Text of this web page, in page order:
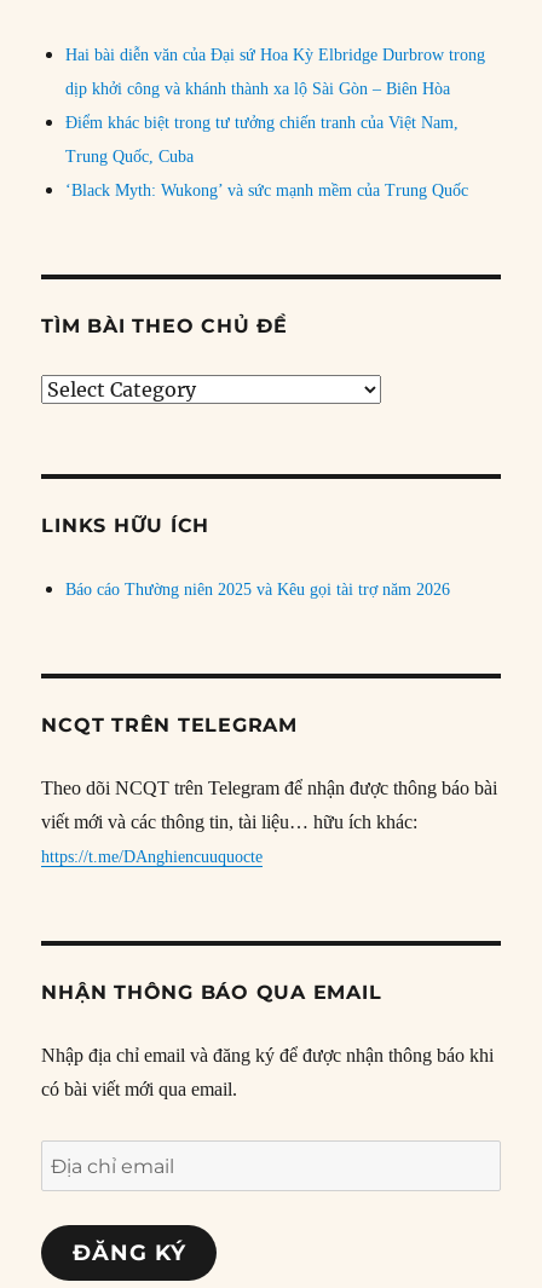
Hai bài diễn văn của Đại sứ Hoa Kỳ Elbridge Durbrow trong
dịp khởi công và khánh thành xa lộ Sài Gòn – Biên Hòa
Điểm khác biệt trong tư tưởng chiến tranh của Việt Nam,
Trung Quốc, Cuba
‘Black Myth: Wukong’ và sức mạnh mềm của Trung Quốc
TÌM BÀI THEO CHỦ ĐỀ
Tìm
đề
LINKS HỮU ÍCH
Báo cáo Thường niên 2025 và Kêu gọi tài trợ năm 2026
NCQT TRÊN TELEGRAM
Theo dõi NCQT trên Telegram để nhận được thông báo bài
viết mới và các thông tin, tài liệu… hữu ích khác:
https://t.me/DAnghiencuuquocte
NHẬN THÔNG BÁO QUA EMAIL
Nhập địa chỉ email và đăng ký để được nhận thông báo khi
có bài viết mới qua email.
Địa
chỉ
email
ĐĂNG KÝ